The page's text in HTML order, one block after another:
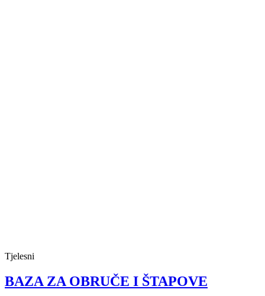
Tjelesni
BAZA ZA OBRUČE I ŠTAPOVE